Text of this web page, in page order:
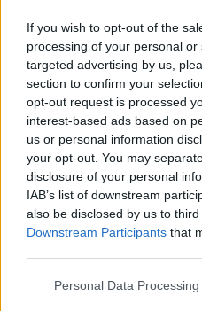
If you wish to opt-out of the
processing of your personal
targeted advertising by us,
section to confirm your
opt-out request is processed
interest-based ads based on
us or personal information
your opt-out. You may
disclosure of your personal
IAB’s list of downstream
also be disclosed by us to
Downstream Participants that
Personal Data
Cualquier persona puede
para la conservación de los
Sí quieres contribuir a
y ecológico, entonces
en práctica algunos
indicamos a continuación:
Empieza a reciclar: